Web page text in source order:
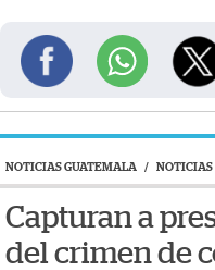
NOTICIAS GUATEMALA / NOTICIAS
Capturan a
del crimen de